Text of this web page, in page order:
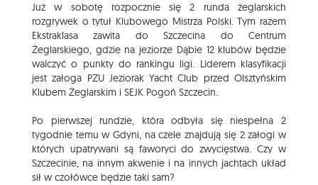
Już w sobotę rozpocznie się 2 runda żeglarskich
rozgrywek o tytuł Klubowego Mistrza Polski. Tym razem
Ekstraklasa zawita do Szczecina do Centrum
Żeglarskiego, gdzie na jeziorze Dąbie 12 klubów będzie
walczyć o punkty do rankingu ligi. Liderem klasyfikacji
jest załoga PZU Jeziorak Yacht Club przed Olsztyńskim
Klubem Żeglarskim i SEJK Pogoń Szczecin.
Po pierwszej rundzie, która odbyła się niespełna 2
tygodnie temu w Gdyni, na czele znajdują się 2 załogi w
których upatrywani są faworyci do zwycięstwa. Czy w
Szczecinie, na innym akwenie i na innych jachtach układ
sił w czołówce będzie taki sam?